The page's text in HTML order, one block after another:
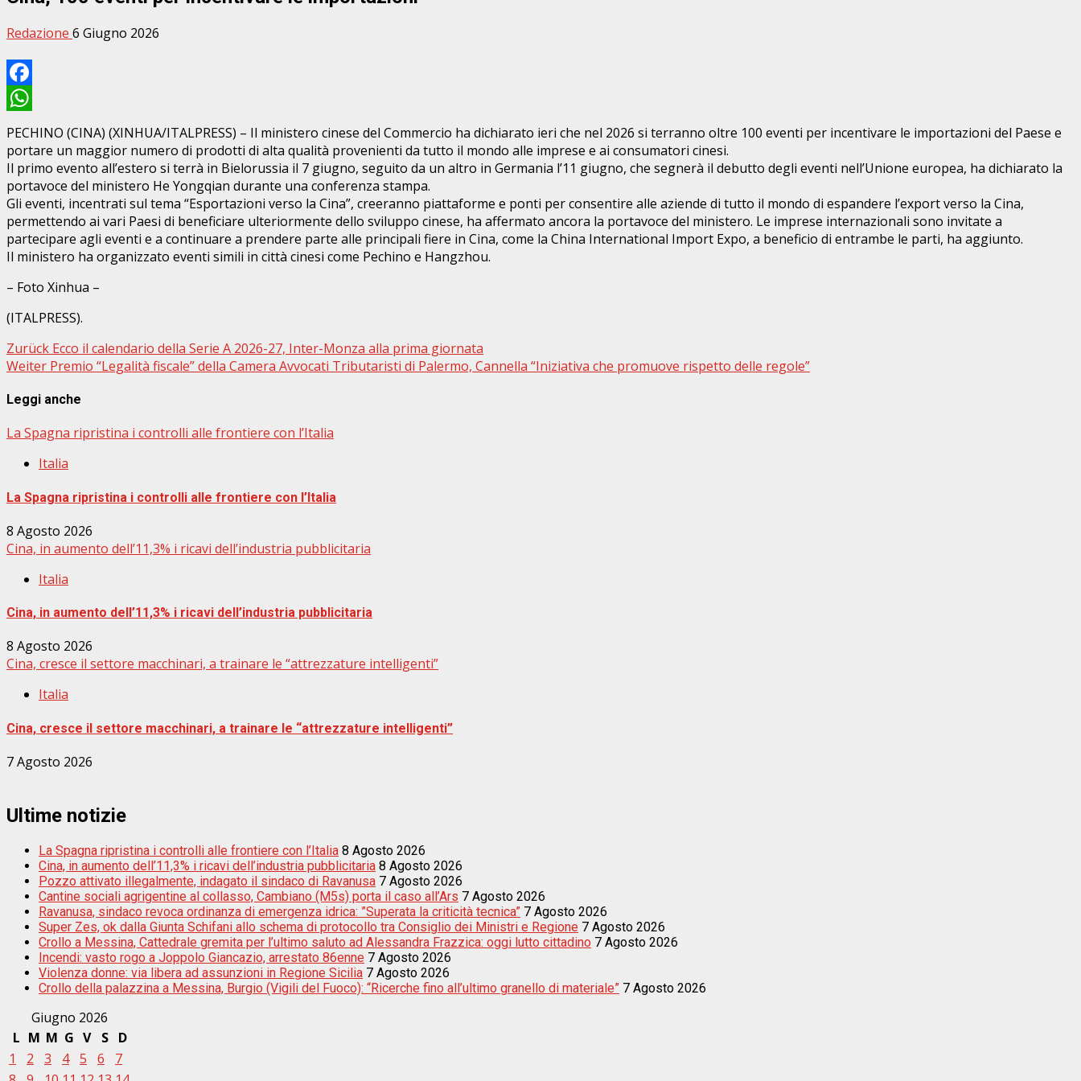
Redazione 6 Giugno 2026
Facebook
WhatsApp
PECHINO (CINA) (XINHUA/ITALPRESS) – Il ministero cinese del Commercio ha dichiarato ieri che nel 2026 si terranno oltre 100 eventi per incentivare le importazioni del Paese e
portare un maggior numero di prodotti di alta qualità provenienti da tutto il mondo alle imprese e ai consumatori cinesi.
Il primo evento all’estero si terrà in Bielorussia il 7 giugno, seguito da un altro in Germania l’11 giugno, che segnerà il debutto degli eventi nell’Unione europea, ha dichiarato la
portavoce del ministero He Yongqian durante una conferenza stampa.
Gli eventi, incentrati sul tema “Esportazioni verso la Cina”, creeranno piattaforme e ponti per consentire alle aziende di tutto il mondo di espandere l’export verso la Cina,
permettendo ai vari Paesi di beneficiare ulteriormente dello sviluppo cinese, ha affermato ancora la portavoce del ministero. Le imprese internazionali sono invitate a
partecipare agli eventi e a continuare a prendere parte alle principali fiere in Cina, come la China International Import Expo, a beneficio di entrambe le parti, ha aggiunto.
Il ministero ha organizzato eventi simili in città cinesi come Pechino e Hangzhou.
– Foto Xinhua –
(ITALPRESS).
Beitragsnavigation
Zurück Ecco il calendario della Serie A 2026-27, Inter-Monza alla prima giornata
Weiter Premio “Legalità fiscale” della Camera Avvocati Tributaristi di Palermo, Cannella “Iniziativa che promuove rispetto delle regole”
Leggi anche
La Spagna ripristina i controlli alle frontiere con l’Italia
Italia
La Spagna ripristina i controlli alle frontiere con l’Italia
8 Agosto 2026
Cina, in aumento dell’11,3% i ricavi dell’industria pubblicitaria
Italia
Cina, in aumento dell’11,3% i ricavi dell’industria pubblicitaria
8 Agosto 2026
Cina, cresce il settore macchinari, a trainare le “attrezzature intelligenti”
Italia
Cina, cresce il settore macchinari, a trainare le “attrezzature intelligenti”
7 Agosto 2026
Ultime notizie
La Spagna ripristina i controlli alle frontiere con l’Italia 8 Agosto 2026
Cina, in aumento dell’11,3% i ricavi dell’industria pubblicitaria 8 Agosto 2026
Pozzo attivato illegalmente, indagato il sindaco di Ravanusa 7 Agosto 2026
Cantine sociali agrigentine al collasso, Cambiano (M5s) porta il caso all’Ars 7 Agosto 2026
Ravanusa, sindaco revoca ordinanza di emergenza idrica: ”Superata la criticità tecnica” 7 Agosto 2026
Super Zes, ok dalla Giunta Schifani allo schema di protocollo tra Consiglio dei Ministri e Regione 7 Agosto 2026
Crollo a Messina, Cattedrale gremita per l’ultimo saluto ad Alessandra Frazzica: oggi lutto cittadino 7 Agosto 2026
Incendi: vasto rogo a Joppolo Giancazio, arrestato 86enne 7 Agosto 2026
Violenza donne: via libera ad assunzioni in Regione Sicilia 7 Agosto 2026
Crollo della palazzina a Messina, Burgio (Vigili del Fuoco): “Ricerche fino all’ultimo granello di materiale” 7 Agosto 2026
Giugno 2026
L M M G V S
D
1
2 3 4 5 6
7